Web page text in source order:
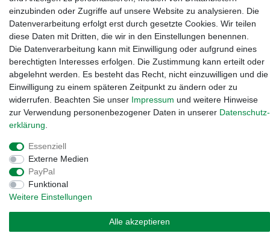
Widerrufs­recht
einzubinden oder Zugriffe auf unsere Website zu analysieren. Die
Datenverarbeitung erfolgt erst durch gesetzte Cookies. Wir teilen
diese Daten mit Dritten, die wir in den Einstellungen benennen.
Die Datenverarbeitung kann mit Einwilligung oder aufgrund eines
berechtigten Interesses erfolgen. Die Zustimmung kann erteilt oder
abgelehnt werden. Es besteht das Recht, nicht einzuwilligen und die
Einwilligung zu einem späteren Zeitpunkt zu ändern oder zu
widerrufen. Beachten Sie unser Impressum und weitere Hinweise
zur Verwendung personenbezogener Daten in unserer Daten­schutz­
erklärung
Essenziell
Externe Medien
PayPal
Funktional
Weitere Einstellungen
Alle akzeptieren